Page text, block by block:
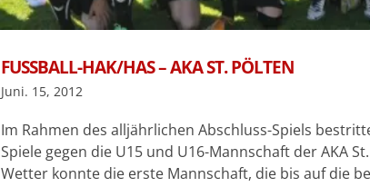
FUSSBALL-HAK/HAS – AKA ST. PÖLTEN
Juni. 15, 2012
Im Rahmen des alljährlichen Abschluss-Spiels
Spiele gegen die U15 und U16-Mannschaft der AKA
Wetter konnte die erste Mannschaft, die bis auf die